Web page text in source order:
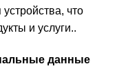
что
и услуги..
данные